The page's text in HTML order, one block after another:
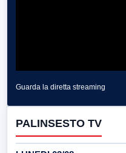
Guarda la diretta streaming
PALINSESTO TV